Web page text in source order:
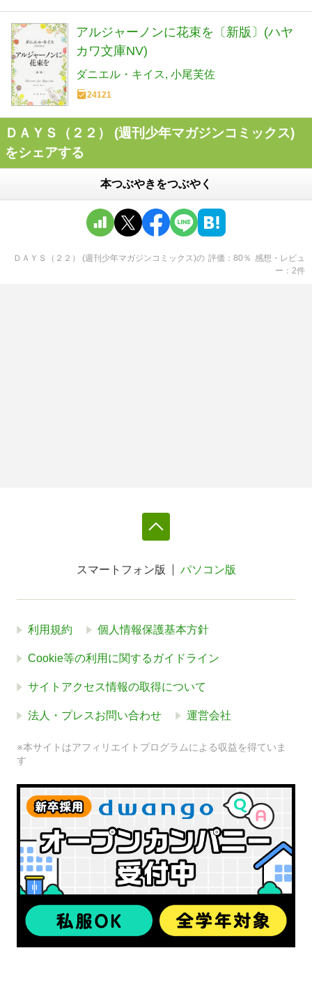
アルジャーノンに花束を〔新版〕(ハヤ
カワ文庫NV)
ダニエル・キイス 小尾芙佐
24121
ＤＡＹＳ（２２） (週刊少年マガジンコミックス)
をシェアする
本つぶやきをつぶやく
ＤＡＹＳ（２２） (週刊少年マガジンコミックス)の 評価 80 ％ 感想・レビュ
ー
2件
スマートフォン版 パソコン版
利用規約 個人情報保護基本方針
Cookie等の利用に関するガイドライン
サイトアクセス情報の取得について
法人・プレスお問い合わせ 運営会社
※本サイトはアフィリエイトプログラムによる収益を得ていま
す